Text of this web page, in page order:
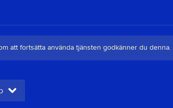
att fortsätta använda tjänsten godkänner du denna.